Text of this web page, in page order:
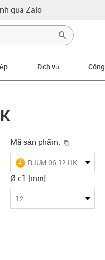
qua Zalo
Dịch vụ
Mã sản phẩm.
igus-icon-lieferzeit
RJUM-06-12-HK
Ø d1 [mm]
12